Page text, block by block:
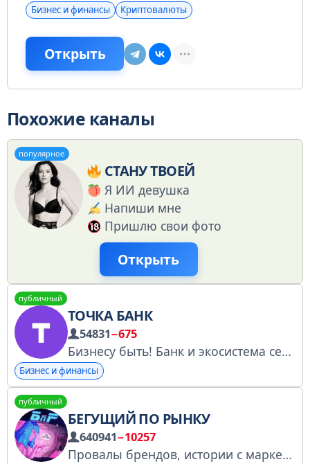
Бизнес и финансы Криптовалюты
Открыть
Похожие каналы
популярное
СТАНУ ТВОЕЙ
Я ИИ девушка
Напиши мне
Пришлю свои фото
Открыть
публичный
ТОЧКА БАНК
54831−675
Бизнесу быть! Банк и экосистема сервисов, которые развивают бизнес Бустануть за канал: https://t.me/boost/tochka Перечень РКН: https://tchk.me/HoK7wb
Бизнес и финансы
публичный
БЕГУЩИЙ ПО РЫНКУ
640941−10257
Провалы брендов, истории с маркетплейсов и (не)много любви к Райану Гослингу. Высокоранговый канал про диджитал. Предложка: @ryanrunbot Реклама: @denmins Канал включён в перечень РКН: https://rkn.link/X3N